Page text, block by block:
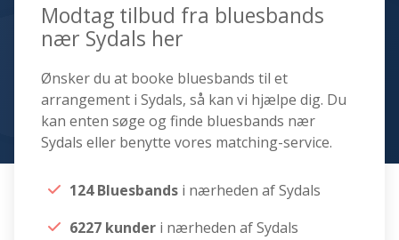
Modtag tilbud fra bluesbands
nær Sydals her
Ønsker du at booke bluesbands til et
arrangement i Sydals, så kan vi hjælpe dig. Du
kan enten søge og finde bluesbands nær
Sydals eller benytte vores matching-service.
124 Bluesbands i nærheden af Sydals
6227 kunder i nærheden af Sydals